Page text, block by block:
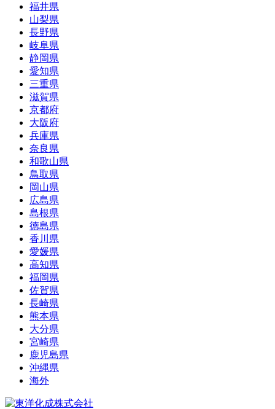
福井県
山梨県
長野県
岐阜県
静岡県
愛知県
三重県
滋賀県
京都府
大阪府
兵庫県
奈良県
和歌山県
鳥取県
岡山県
広島県
島根県
徳島県
香川県
愛媛県
高知県
福岡県
佐賀県
長崎県
熊本県
大分県
宮崎県
鹿児島県
沖縄県
海外